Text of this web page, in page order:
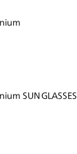
SUNGLASSES